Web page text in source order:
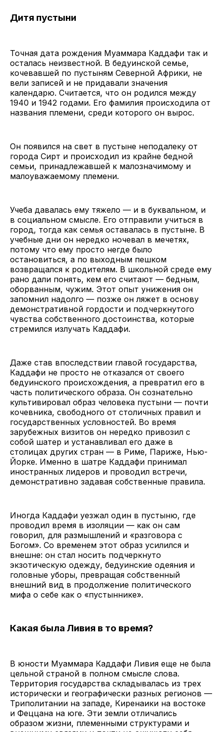
Дитя пустыни
Точная дата рождения Муаммара Каддафи так и
осталась неизвестной. В бедуинской семье,
кочевавшей по пустыням Северной Африки, не
вели записей и не придавали значения
календарю. Считается, что он родился между
1940 и 1942 годами. Его фамилия происходила от
названия племени, среди которого он вырос.
Он появился на свет в пустыне неподалеку от
города Сирт и происходил из крайне бедной
семьи, принадлежавшей к малозначимому и
малоуважаемому племени.
Учеба давалась ему тяжело — и в буквальном, и
в социальном смысле. Его отправили учиться в
город, тогда как семья оставалась в пустыне. В
учебные дни он нередко ночевал в мечетях,
потому что ему просто негде было
остановиться, а по выходным пешком
возвращался к родителям. В школьной среде ему
рано дали понять, кем его считают — бедным,
оборванным, чужим. Этот опыт унижения он
запомнил надолго — позже он ляжет в основу
демонстративной гордости и подчеркнутого
чувства собственного достоинства, которые
стремился излучать Каддафи.
Даже став впоследствии главой государства,
Каддафи не просто не отказался от своего
бедуинского происхождения, а превратил его в
часть политического образа. Он сознательно
культивировал образ человека пустыни — почти
кочевника, свободного от столичных правил и
государственных условностей. Во время
зарубежных визитов он нередко привозил с
собой шатер и устанавливал его даже в
столицах других стран — в Риме, Париже, Нью-
Йорке. Именно в шатре Каддафи принимал
иностранных лидеров и проводил встречи,
демонстративно задавая собственные правила.
Иногда Каддафи уезжал один в пустыню, где
проводил время в изоляции — как он сам
говорил, для размышлений и «разговора с
Богом». Со временем этот образ усилился и
внешне: он стал носить подчеркнуто
экзотическую одежду, бедуинские одеяния и
головные уборы, превращая собственный
внешний вид в продолжение политического
мифа о себе как о «пустыннике».
Какая была Ливия в то время?
В юности Муаммара Каддафи Ливия еще не была
цельной страной в полном смысле слова.
Территория государства складывалась из трех
исторически и географически разных регионов —
Триполитании на западе, Киренаики на востоке
и Феццана на юге. Эти земли отличались
образом жизни, племенными структурами и